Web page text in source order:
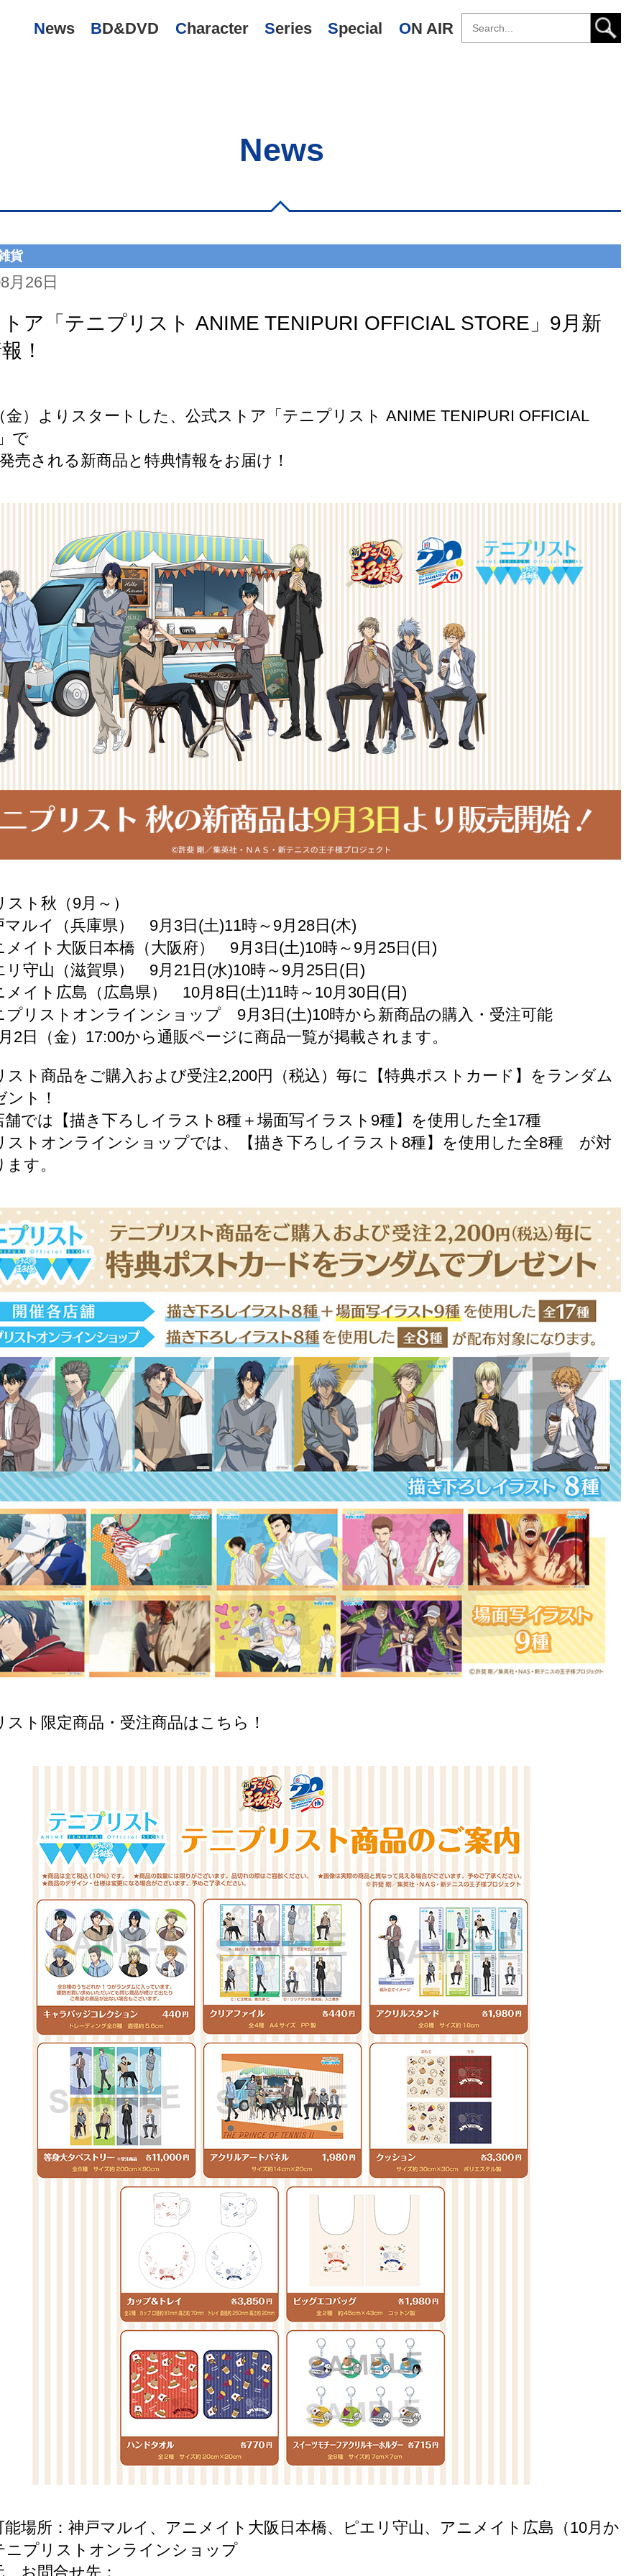
News BD&DVD Character Series Special ON AIR
News
貨
月26日
ア「テニプリスト ANIME TENIPURI OFFICIAL STORE」9月新
！
金）よりスタートした、公式ストア「テニプリスト ANIME TENIPURI OFFICIAL
で
売される新商品と特典情報をお届け！
ト秋（9月～）
イ（兵庫県） 9月3日(土)11時～9月28日(木)
ト大阪日本橋（大阪府） 9月3日(土)10時～9月25日(日)
山（滋賀県） 9月21日(水)10時～9月25日(日)
ト広島（広島県） 10月8日(土)11時～10月30日(日)
ストオンラインショップ 9月3日(土)10時から新商品の購入・受注可能
（金）17:00から通販ページに商品一覧が掲載されます。
スト商品をご購入および受注2,200円（税込）毎に【特典ポストカード】をランダム
ト！
舗では【描き下ろしイラスト8種＋場面写イラスト9種】を使用した全17種
ストオンラインショップでは、【描き下ろしイラスト8種】を使用した全8種 が対
す。
スト限定商品・受注商品はこちら！
能場所：神戸マルイ、アニメイト大阪日本橋、ピエリ守山、アニメイト広島（10月か
ニプリストオンラインショップ
お問合せ先：